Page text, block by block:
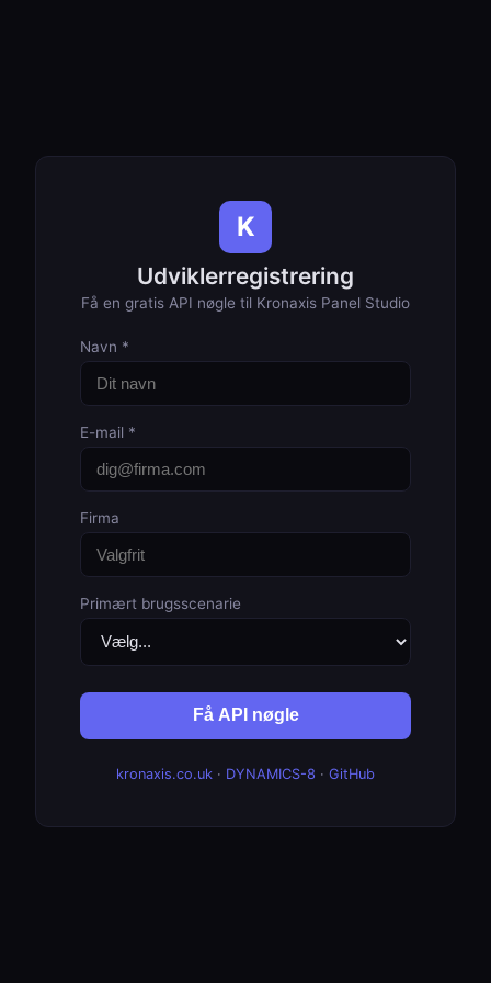
K
Udviklerregistrering
Få en gratis API nøgle til Kronaxis Panel Studio
Navn *
E-mail *
Firma
Primært brugsscenarie
Få API nøgle
kronaxis.co.uk · DYNAMICS-8 · GitHub